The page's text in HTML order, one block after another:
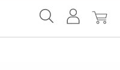
MonMon